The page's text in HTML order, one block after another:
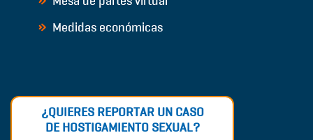
Medidas económicas
¿QUIERES REPORTAR UN CASO
DE HOSTIGAMIENTO SEXUAL?